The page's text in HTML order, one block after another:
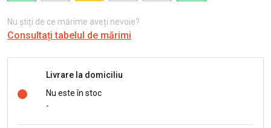
Nu știți de ce mărime aveți nevoie?
Consultați tabelul de mărimi
Livrare la domiciliu
Nu este în stoc
-